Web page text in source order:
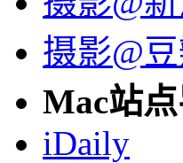
摄影@
Mac站
iDaily